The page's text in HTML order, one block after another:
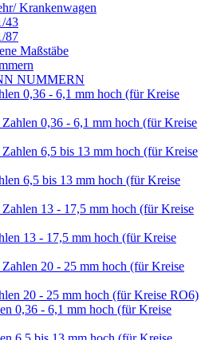
Krankenwagen
43
87
Maßstäbe
NUMMERN
0,36 - 6,1 mm hoch (für Kreise
Zahlen 0,36 - 6,1 mm hoch (für Kreise
Zahlen 6,5 bis 13 mm hoch (für Kreise
6,5 bis 13 mm hoch (für Kreise
Zahlen 13 - 17,5 mm hoch (für Kreise
13 - 17,5 mm hoch (für Kreise
Zahlen 20 - 25 mm hoch (für Kreise
20 - 25 mm hoch (für Kreise RO6)
0,36 - 6,1 mm hoch (für Kreise